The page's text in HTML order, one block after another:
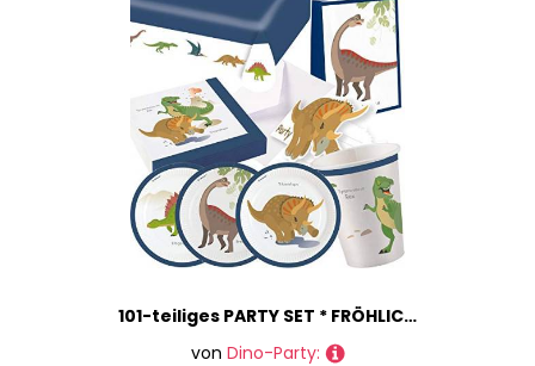
101-teiliges PARTY SET * FRÖHLICHE DINOS * für Kindergeburtstag mit 8 Kinder: Teller, Becher, Servietten, Einladungen, Tischdecke, Partytüten, Luftschlangen, Luftballons | Dino Dinosaurier T-Rex…
von Dino-Party: